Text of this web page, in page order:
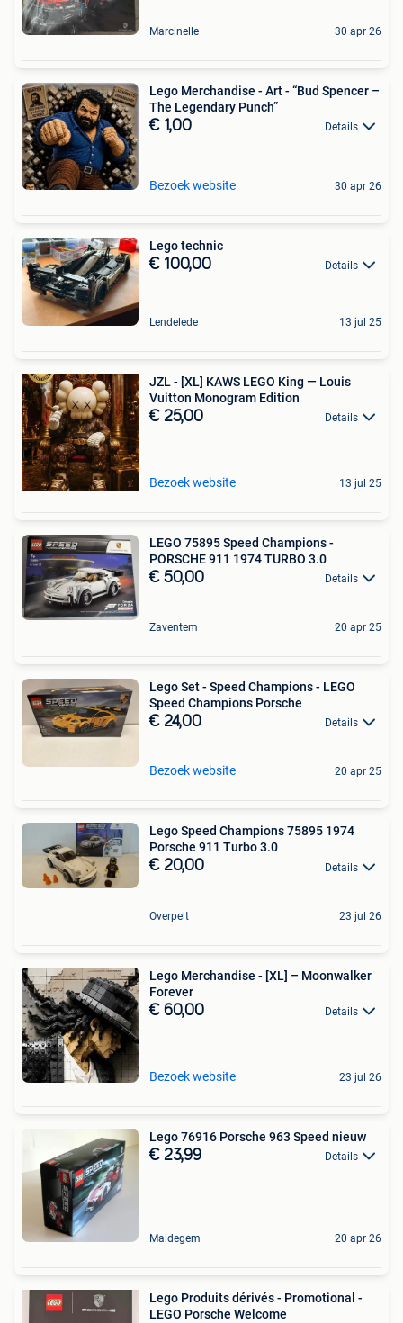
Marcinelle 30 apr 26
Lego Merchandise - Art - “Bud Spencer –
The Legendary Punch”
€ 1,00 Details
Bezoek website 30 apr 26
Lego technic
€ 100,00 Details
Lendelede 13 jul 25
JZL - [XL] KAWS LEGO King — Louis
Vuitton Monogram Edition
€ 25,00 Details
Bezoek website 13 jul 25
LEGO 75895 Speed Champions -
PORSCHE 911 1974 TURBO 3.0
€ 50,00 Details
Zaventem 20 apr 25
Lego Set - Speed Champions - LEGO
Speed Champions Porsche
€ 24,00 Details
Bezoek website 20 apr 25
Lego Speed Champions 75895 1974
Porsche 911 Turbo 3.0
€ 20,00 Details
Overpelt 23 jul 26
Lego Merchandise - [XL] – Moonwalker
Forever
€ 60,00 Details
Bezoek website 23 jul 26
Lego 76916 Porsche 963 Speed nieuw
€ 23,99 Details
Maldegem 20 apr 26
Lego Produits dérivés - Promotional -
LEGO Porsche Welcome